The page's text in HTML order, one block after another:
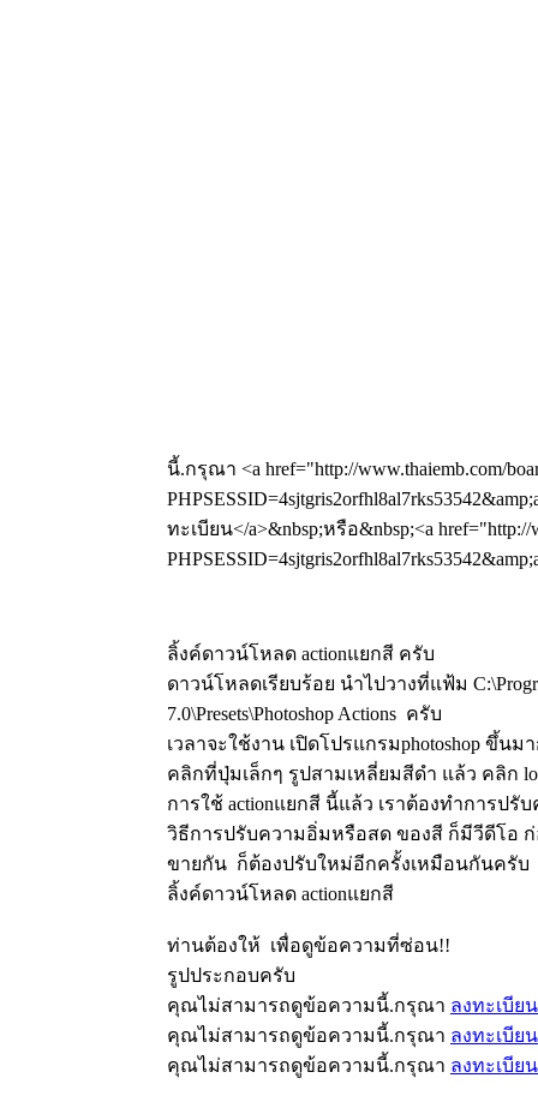
นี้.กรุณา <a href="http://www.thaiemb.com/
ทะเบียน</a>&nbsp;หรือ&nbsp;<a href="http://
ลิ้งค์ดาวน์โหลด actionแยกสี ครับ
ดาวน์โหลดเรียบร้อย นำไปวางที่แฟ้ม
7.0\Presets\Photoshop Actions ครับ
เวลาจะใช้งาน เปิดโปรแกรมphotoshop ขึ้น
คลิกที่ปุ่มเล็กๆ รูปสามเหลี่ยมสีดำ แล้ว คลิก
การใช้ actionแยกสี นี้แล้ว เราต้องทำการป
วิธีการปรับความอิ่มหรือสด ของสี ก็มีวีดีโอ
ขายกัน ก็ต้องปรับใหม่อีกครั้งเหมือนกันครับ
ลิ้งค์ดาวน์โหลด actionแยกสี
ท่านต้องให้ เพื่อดูข้อความที่ซ่อน!!
รูปประกอบครับ
คุณไม่สามารถดูข้อความนี้.กรุณา ลงทะเบียน
คุณไม่สามารถดูข้อความนี้.กรุณา ลงทะเบียน
คุณไม่สามารถดูข้อความนี้.กรุณา ลงทะเบียน